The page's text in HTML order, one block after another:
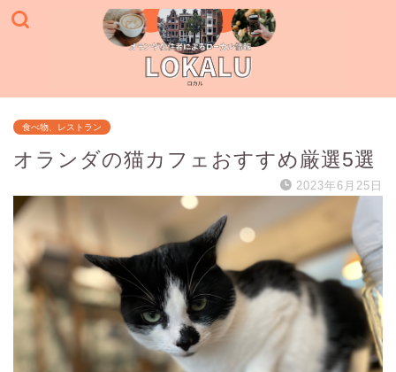
食べ物、レストラン
オランダの猫カフェおすすめ厳選5選
2023年6月25日